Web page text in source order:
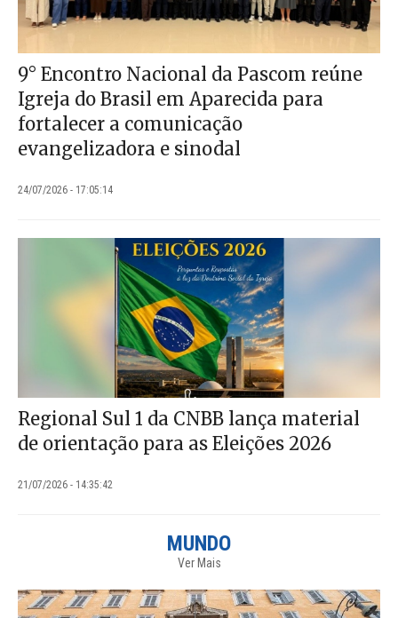
9° Encontro Nacional da Pascom reúne
Igreja do Brasil em Aparecida para
fortalecer a comunicação
evangelizadora e sinodal
24/07/2026 - 17:05:14
Regional Sul 1 da CNBB lança material
de orientação para as Eleições 2026
21/07/2026 - 14:35:42
MUNDO
Ver Mais